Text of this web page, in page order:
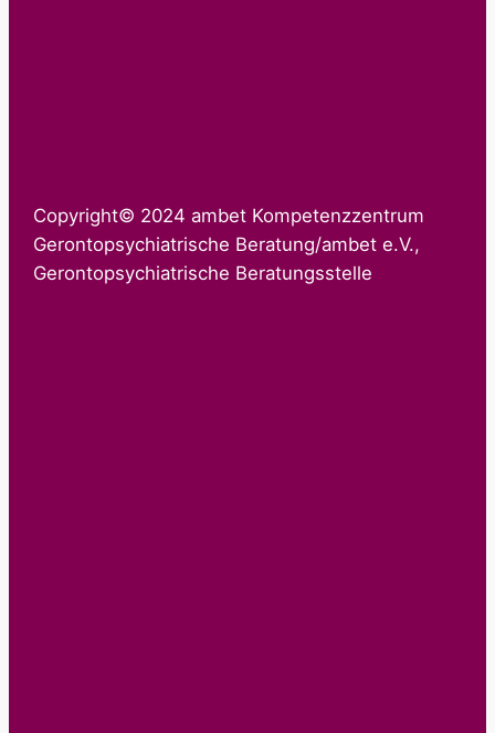
Copyright© 2024 ambet Kompetenzzentrum
Gerontopsychiatrische Beratung/ambet e.V.,
Gerontopsychiatrische Beratungsstelle